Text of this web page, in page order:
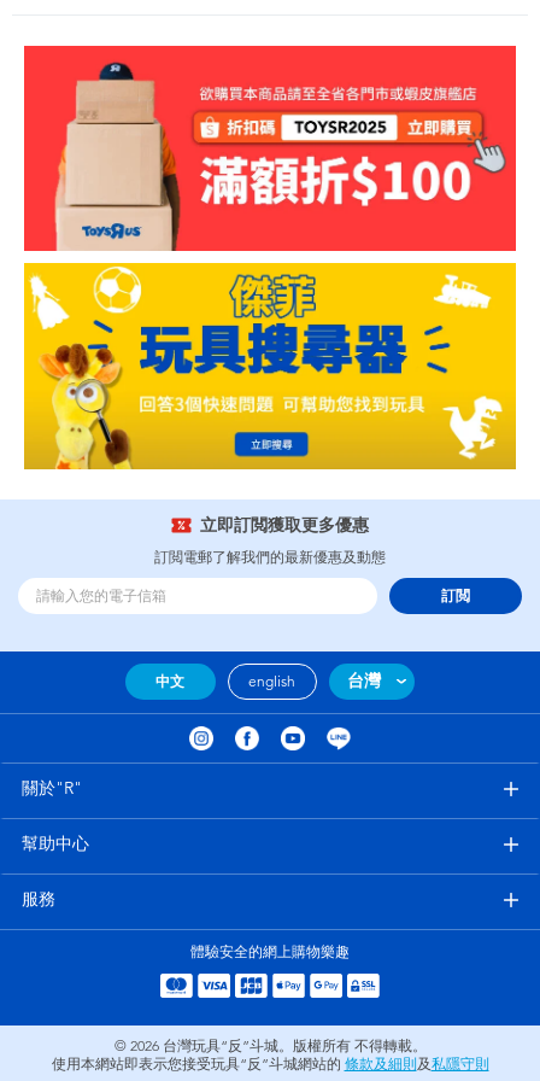
立即訂閲獲取更多優惠
訂閲電郵了解我們的最新優惠及動態
訂閲
中文 english 台灣
關於"R"
幫助中心
服務
體驗安全的網上購物樂趣
© 2026 台灣玩具“反”斗城。版權所有 不得轉載。
使用本網站即表示您接受玩具“反”斗城網站的 條款及細則及私隱守則